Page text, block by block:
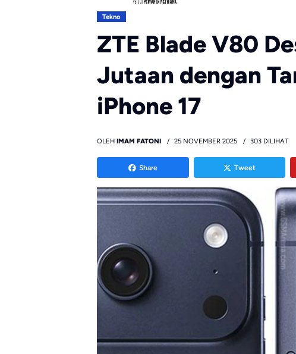
Tekno
ZTE Blade V80
Jutaan dengan
iPhone 17
OLEH IMAM FATONI 25 NOVEMBER 2025 303 DILIHAT
Share Tweet